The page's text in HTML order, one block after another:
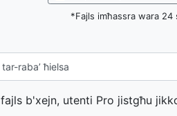
*Fajls imħassra wara 24
b'xejn, utenti Pro jistgħu